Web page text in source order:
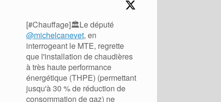
[#Chauffage]🏛️Le député
@michelcanevet, en
interrogeant le MTE, regrette
que l'installation de chaudières
à très haute performance
énergétique (THPE) (permettant
jusqu'à 30 % de réduction de
consommation de gaz) ne